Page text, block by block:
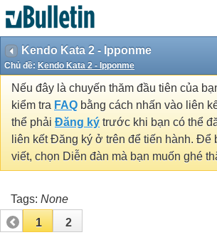
Kendo Kata 2 - Ipponme
Chủ đề: Kendo Kata 2 - Ipponme
Nếu đây là chuyến thăm đầu tiên của
kiểm tra FAQ bằng cách nhấn vào liên
thể phải Đăng ký trước khi bạn có thể
liên kết Đăng ký ở trên để tiến hành. Để
viết, chọn Diễn đàn mà bạn muốn ghé
Tags: None
1
2